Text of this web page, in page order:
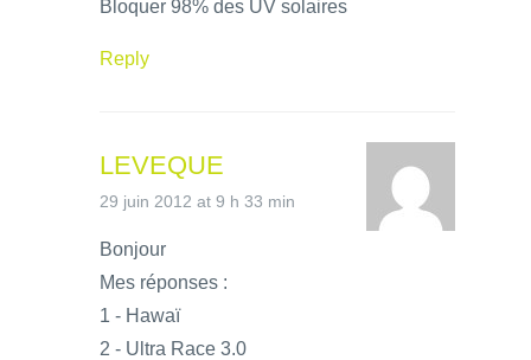
Bloquer 98% des UV solaires
Reply
LEVEQUE
29 juin 2012 at 9 h 33 min
Bonjour
Mes réponses :
1 - Hawaï
2 - Ultra Race 3.0